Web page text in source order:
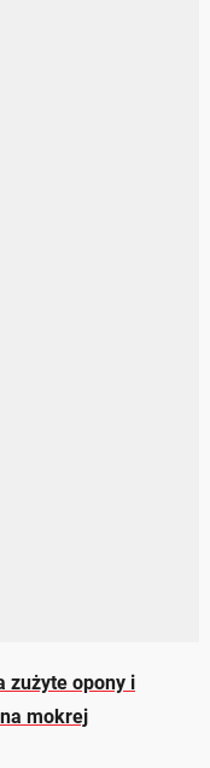
zużyte opony i
mokrej